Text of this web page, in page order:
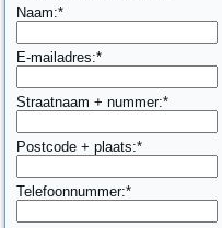
Naam:*
E-mailadres:*
Straatnaam + nummer:*
Postcode + plaats:*
Telefoonnummer:*